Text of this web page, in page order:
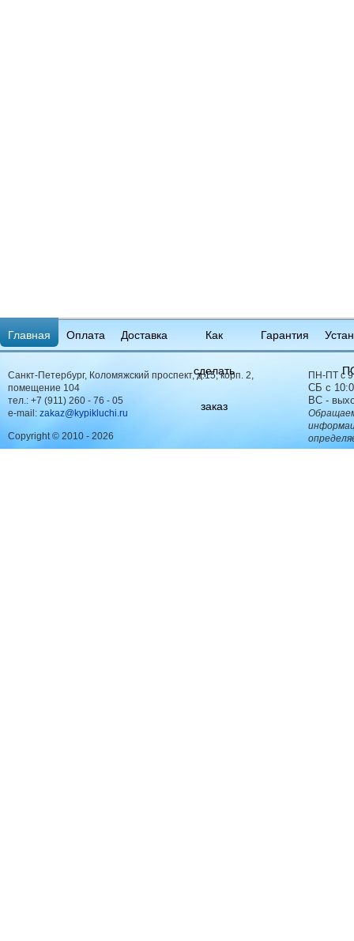
Главная Оплата Доставка Как
сделать
заказ
Гарантия
Copyright © 2010 - 2026
Санкт-Петербург, Коломяжский проспект, д.15, корп. 2,
помещение 104
тел.: +7 (911) 260 - 76 - 05
e-mail: zakaz@kypikluchi.ru
ПН-ПТ с
СБ с
ВС -